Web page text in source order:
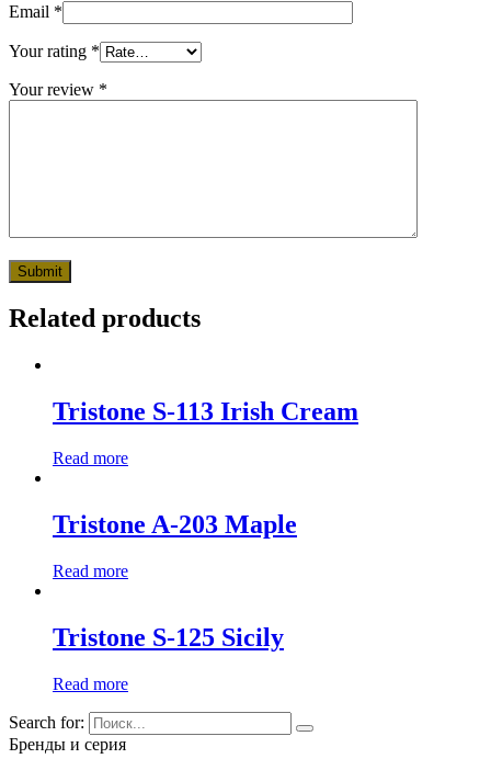
Email *
Your rating *
Your review *
Related products
Tristone S-113 Irish Cream
Read more
Tristone A-203 Maple
Read more
Tristone S-125 Sicily
Read more
Search for:
Бренды и серия